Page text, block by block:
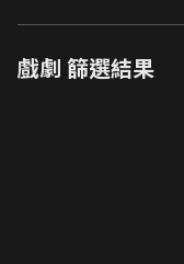
戲劇 篩選結果